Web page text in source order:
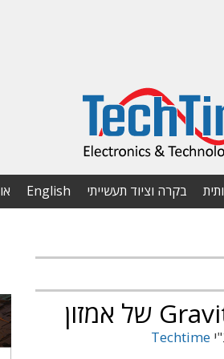
בקרה וציוד תעשייתי English
Techtime